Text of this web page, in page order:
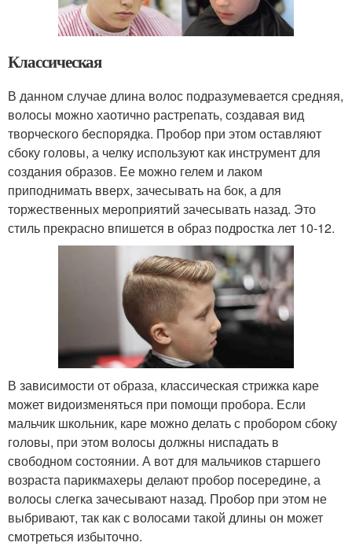
Классическая
В данном случае длина волос подразумевается средняя,
волосы можно хаотично растрепать, создавая вид
творческого беспорядка. Пробор при этом оставляют
сбоку головы, а челку используют как инструмент для
создания образов. Ее можно гелем и лаком
приподнимать вверх, зачесывать на бок, а для
торжественных мероприятий зачесывать назад. Это
стиль прекрасно впишется в образ подростка лет 10-12.
В зависимости от образа, классическая стрижка каре
может видоизменяться при помощи пробора. Если
мальчик школьник, каре можно делать с пробором сбоку
головы, при этом волосы должны ниспадать в
свободном состоянии. А вот для мальчиков старшего
возраста парикмахеры делают пробор посередине, а
волосы слегка зачесывают назад. Пробор при этом не
выбривают, так как с волосами такой длины он может
смотреться избыточно.